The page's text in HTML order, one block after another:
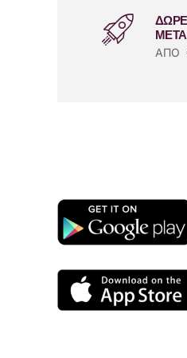
ΑΠΟ